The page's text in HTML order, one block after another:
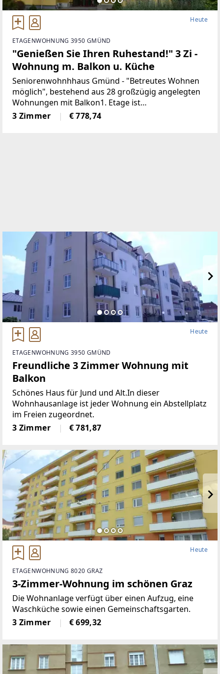
Heute
ETAGENWOHNUNG 3950 GMÜND
"Genießen Sie Ihren Ruhestand!" 3 Zi -
Wohnung m. Balkon u. Küche
Seniorenwohnhhaus Gmünd - "Betreutes Wohnen
möglich", bestehend aus 28 großzügig angelegten
Wohnungen mit Balkon1. Etage ist
behindertengerecht ausgestattet, Aufzug
behindertengerechtRuhige Lage Parkanlage
3 Zimmer € 778,74
Heute
ETAGENWOHNUNG 3950 GMÜND
Freundliche 3 Zimmer Wohnung mit
Balkon
Schönes Haus für Jund und Alt.In dieser
Wohnhausanlage ist jeder Wohnung ein Abstellplatz
im Freien zugeordnet.
3 Zimmer
€ 781,87
Heute
ETAGENWOHNUNG 8020 GRAZ
3-Zimmer-Wohnung im schönen Graz
Die Wohnanlage verfügt über einen Aufzug, eine
Waschküche sowie einen Gemeinschaftsgarten.
3 Zimmer
€ 699,32